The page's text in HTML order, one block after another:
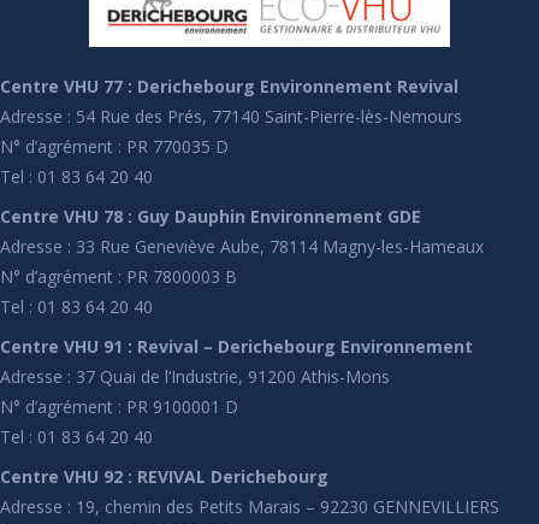
Centre VHU 77 : Derichebourg Environnement Revival
Adresse : 54 Rue des Prés, 77140 Saint-Pierre-lès-Nemours
N° d’agrément : PR 770035 D
Tel : 01 83 64 20 40
Centre VHU 78 : Guy Dauphin Environnement GDE
Adresse : 33 Rue Geneviève Aube, 78114 Magny-les-Hameaux
N° d’agrément : PR 7800003 B
Tel : 01 83 64 20 40
Centre VHU 91 : Revival – Derichebourg Environnement
Adresse : 37 Quai de l’Industrie, 91200 Athis-Mons
N° d’agrément : PR 9100001 D
Tel : 01 83 64 20 40
Centre VHU 92 : REVIVAL Derichebourg
Adresse : 19, chemin des Petits Marais – 92230 GENNEVILLIERS